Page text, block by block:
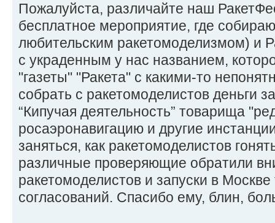
Пожалуйста, различайте наш
бесплатное мероприятие, где
любительским ракетомоделизмом) и
с украденным у нас названием,
"газеты" "Ракета" с какими-то
собрать с ракетомоделистов деньги
“Кипучая деятельность” товарища
росаэронавигацию и другие
заняться, как ракетомоделистов
различные проверяющие обратили
ракетомоделистов и запуски в
согласований. Спасибо ему, блин,